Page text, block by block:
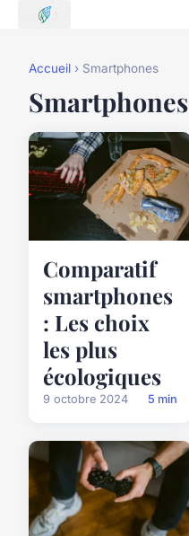
Accueil › Smartphones
Smartphones
Comparatif
smartphones
: Les choix
les plus
écologiques
9 octobre 2024 5 min